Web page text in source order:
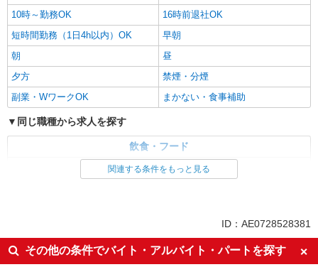
10時～勤務OK
16時前退社OK
短時間勤務（1日4h以内）OK
早朝
朝
昼
夕方
禁煙・分煙
副業・WワークOK
まかない・食事補助
同じ職種から求人を探す
飲食・フード
調理・調理補助・調理師
社会保険あり
社員登用あり
週2～3日勤務OK
短時間勤務（1日4h以内）OK
関連する条件をもっと見る
ID：AE0728528381
その他の条件でバイト・アルバイト・パートを探す